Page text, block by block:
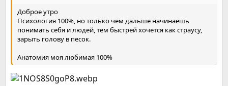
Доброе утро
Психология 100%, но только чем дальше начинаешь
понимать себя и людей, тем быстрей хочется как страусу,
зарыть голову в песок.
Анатомия моя любимая 100%